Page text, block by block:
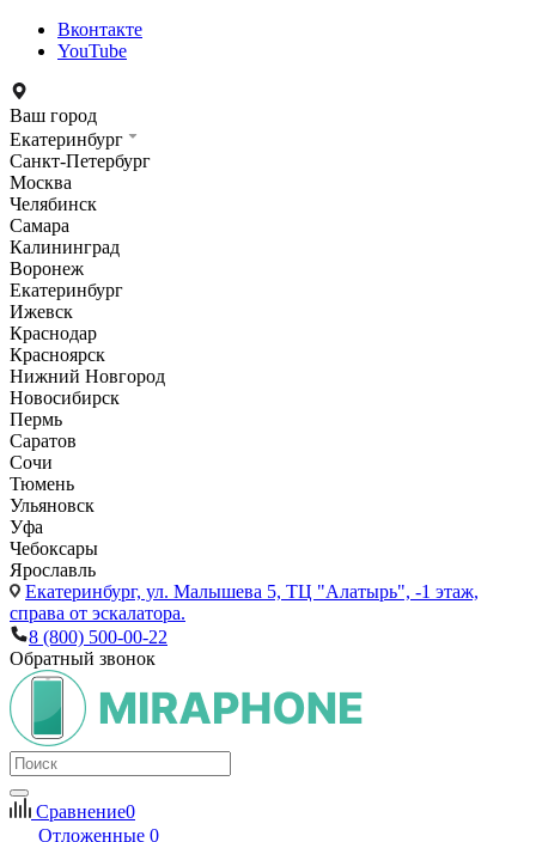
Вконтакте
YouTube
Ваш город
Екатеринбург
Санкт-Петербург
Москва
Челябинск
Самара
Калининград
Воронеж
Екатеринбург
Ижевск
Краснодар
Красноярск
Нижний Новгород
Новосибирск
Пермь
Саратов
Сочи
Тюмень
Ульяновск
Уфа
Чебоксары
Ярославль
Екатеринбург, ул. Малышева 5, ТЦ "Алатырь", -1 этаж,
справа от эскалатора.
8 (800) 500-00-22
Обратный звонок
Сравнение0
Отложенные 0